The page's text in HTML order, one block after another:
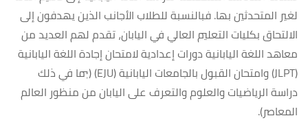
المشتريات
إنهاء
الطلب
تواصل
معنا
لغير المتحدثين بها. فبالنسبة للطلاب الأجانب الذين يهدفون إلى
الالتحاق بكليات التعليم العالي في اليابان، تقدم لهم العديد من
معاهد اللغة اليابانية دورات إعدادية لامتحان إجادة اللغة اليابانية
(JLPT) وامتحان القبول بالجامعات اليابانية (EJU) (بما في ذلك
دراسة الرياضيات والعلوم والتعرف على اليابان من منظور العالم
المعاصر).